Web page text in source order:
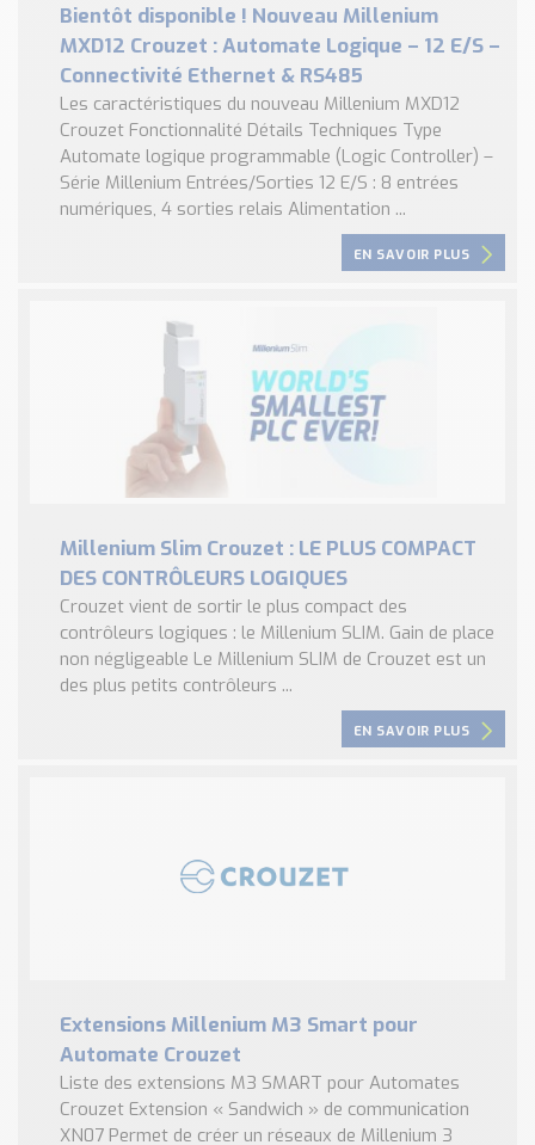
Bientôt disponible ! Nouveau Millenium
MXD12 Crouzet : Automate Logique – 12 E/S –
Connectivité Ethernet & RS485
Les caractéristiques du nouveau Millenium MXD12
Crouzet Fonctionnalité Détails Techniques Type
Automate logique programmable (Logic Controller) –
Série Millenium Entrées/Sorties 12 E/S : 8 entrées
numériques, 4 sorties relais Alimentation ...
EN SAVOIR PLUS
Millenium Slim Crouzet : LE PLUS COMPACT
DES CONTRÔLEURS LOGIQUES
Crouzet vient de sortir le plus compact des
contrôleurs logiques : le Millenium SLIM. Gain de place
non négligeable Le Millenium SLIM de Crouzet est un
des plus petits contrôleurs ...
EN SAVOIR PLUS
Extensions Millenium M3 Smart pour
Automate Crouzet
Liste des extensions M3 SMART pour Automates
Crouzet Extension « Sandwich » de communication
XN07 Permet de créer un réseaux de Millenium 3